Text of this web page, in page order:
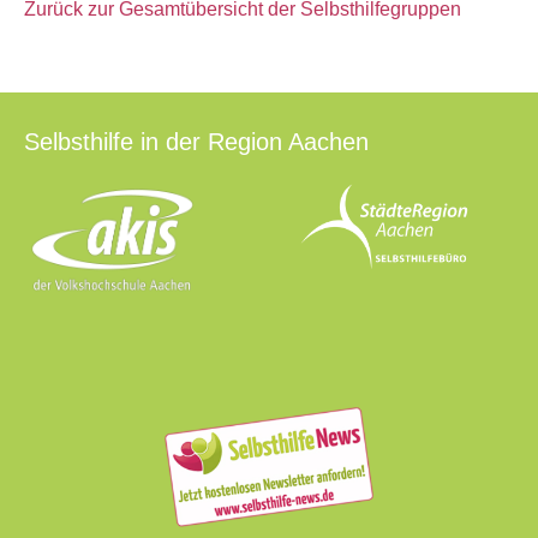
Zurück zur Gesamtübersicht der Selbsthilfegruppen
Selbsthilfe in der Region Aachen